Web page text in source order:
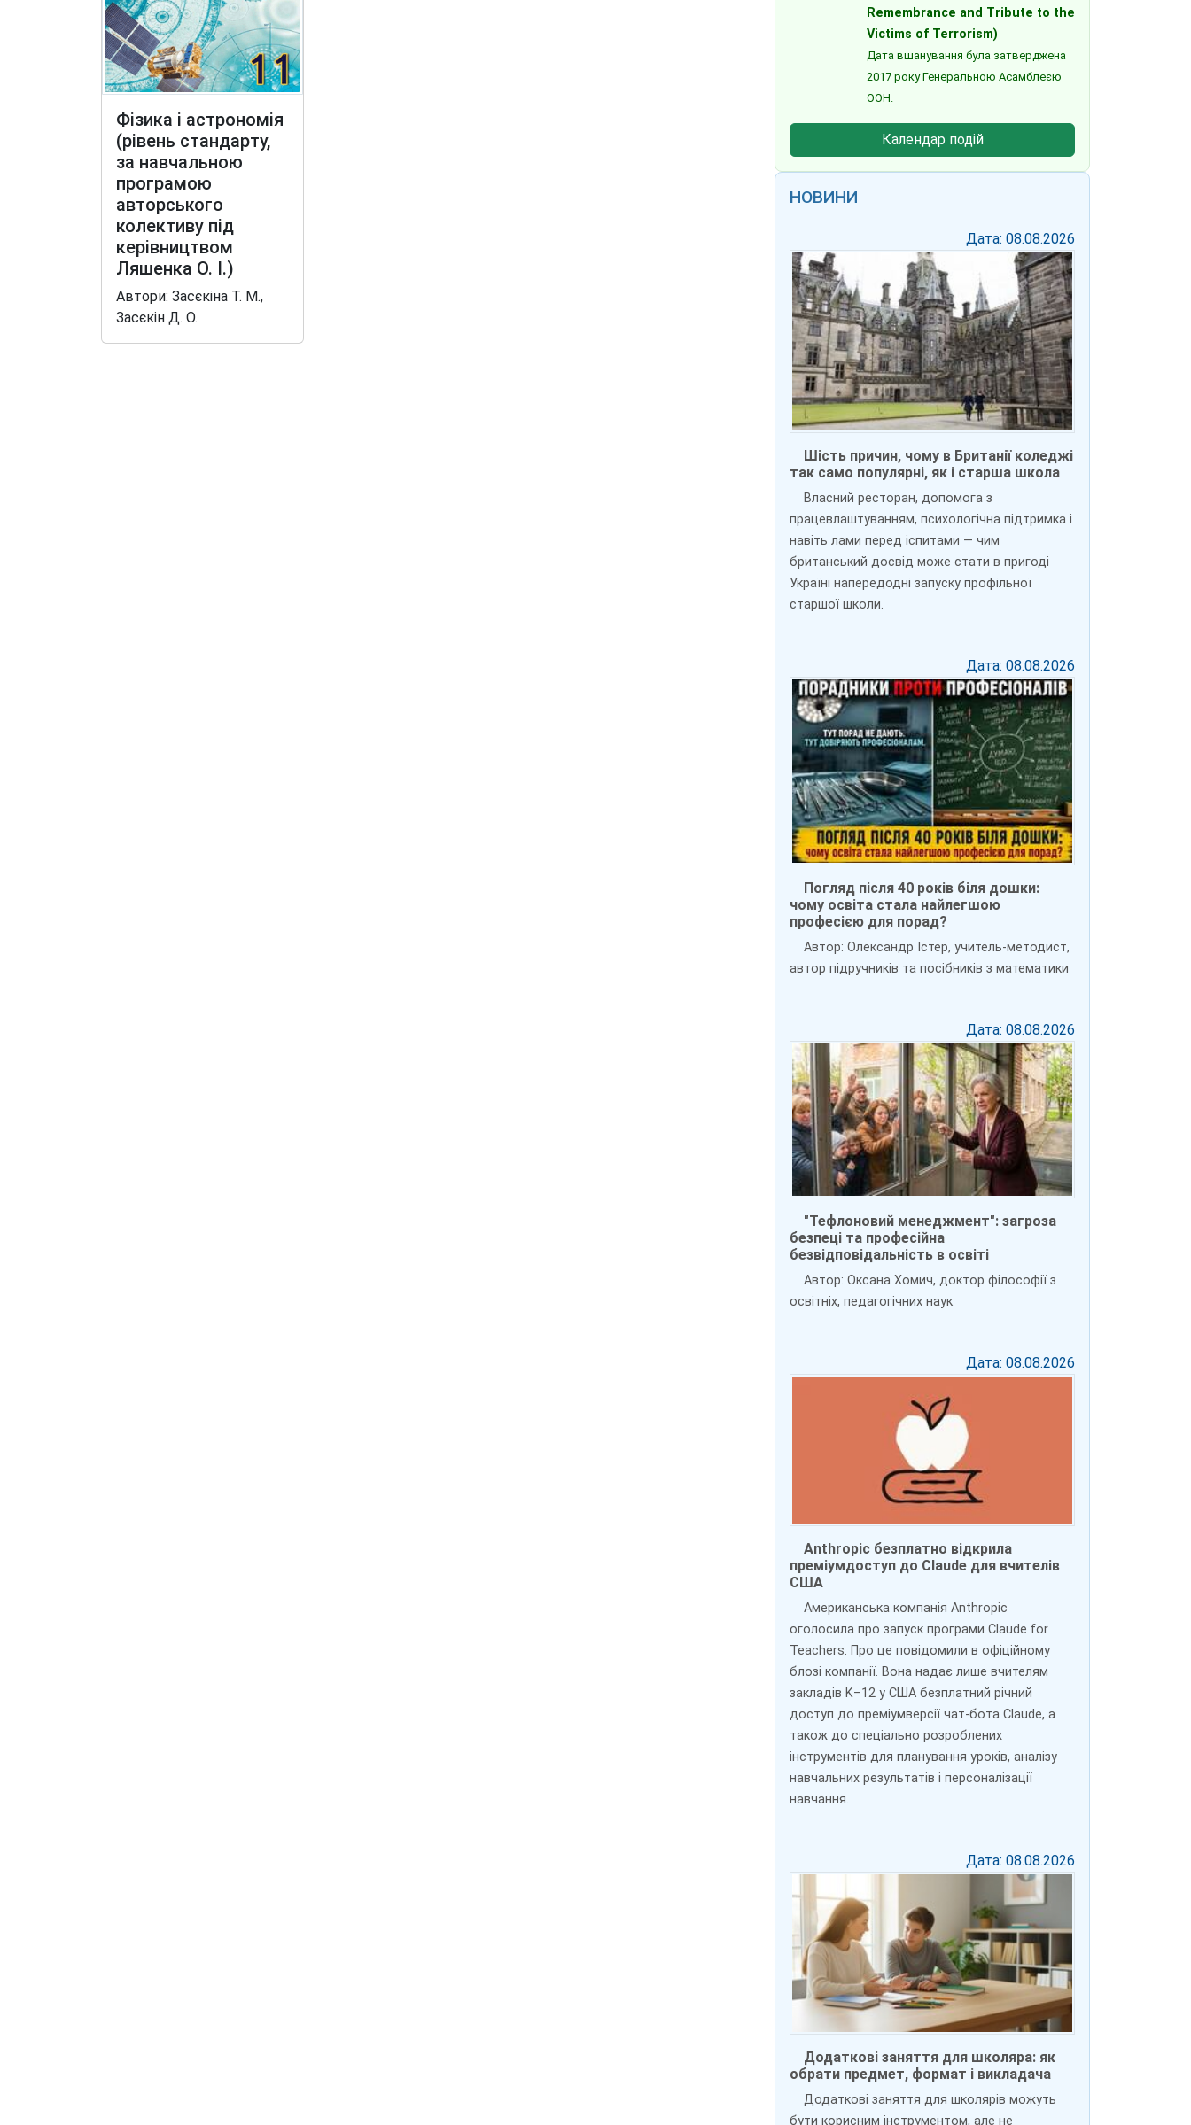
Фізика і астрономія
(рівень стандарту,
за навчальною
програмою
авторського
колективу під
керівництвом
Ляшенка О. І.)
Автори: Засєкіна Т. М.,
Засєкін Д. О.
Remembrance and Tribute to the
Victims of Terrorism)
Дата вшанування була затверджена
2017 року Генеральною Асамблеєю
ООН.
Календар подій
НОВИНИ
Дата: 08.08.2026
Шість причин, чому в Британії коледжі
так само популярні, як і старша школа
Власний ресторан, допомога з
працевлаштуванням, психологічна підтримка і
навіть лами перед іспитами — чим
британський досвід може стати в пригоді
Україні напередодні запуску профільної
старшої школи.
Дата: 08.08.2026
Погляд після 40 років біля дошки:
чому освіта стала найлегшою
професією для порад?
Автор: Олександр Істер, учитель-методист,
автор підручників та посібників з математики
Дата: 08.08.2026
"Тефлоновий менеджмент": загроза
безпеці та професійна
безвідповідальність в освіті
Автор: Оксана Хомич, доктор філософії з
освітніх, педагогічних наук
Дата: 08.08.2026
Anthropic безплатно відкрила
преміумдоступ до Claude для вчителів
США
Американська компанія Anthropic
оголосила про запуск програми Claude for
Teachers. Про це повідомили в офіційному
блозі компанії. Вона надає лише вчителям
закладів K–12 у США безплатний річний
доступ до преміумверсії чат-бота Claude, а
також до спеціально розроблених
інструментів для планування уроків, аналізу
навчальних результатів і персоналізації
навчання.
Дата: 08.08.2026
Додаткові заняття для школяра: як
обрати предмет, формат і викладача
Додаткові заняття для школярів можуть
бути корисним інструментом, але не